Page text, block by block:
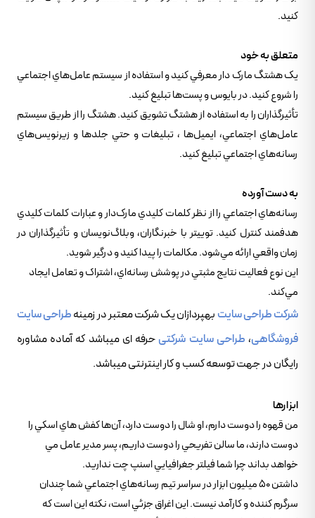
کنيد.
متعلق به خود
يک هشتگ مارک دار معرفي کنيد و استفاده از سيستم عامل‌هاي اجتماعي
را شروع کنيد. در بايوس و پست‌ها تبليغ کنيد.
تأثيرگذاران را به استفاده از هشتگ تشويق کنيد. هشتگ را از طريق سيستم
عامل‌هاي اجتماعي، ايميل‌ها ، تبليغات و حتي جلدها و زيرنويس‌هاي
رسانه‌هاي اجتماعي تبليغ کنيد.
به دست آورده
رسانه‌هاي اجتماعي را از نظر کلمات کليدي مارک‌دار و عبارات کلمات کليدي
هدفمند کنترل کنيد. توييتر با خبرنگاران، وبلاگ‌نويسان و تأثيرگذاران در
زمان واقعي ارائه مي‌شود. مکالمات را پيدا کنيد و درگير شويد.
اين نوع فعاليت نتايج مثبتي در پوشش رسانه‌اي، اشتراک و تعامل ايجاد
مي‌کند.
شرکت طراحی سایت بهپردازان یک شرکت معتبر در زمینهطراحی سایت
فروشگاهی، طراحی سایت شرکتی حرفه ای میباشد که آماده مشاوره
رایگان در جهت توسعه کسب و کار اینترنتی میباشد.
ابزارها
من قهوه را دوست دارم، او شال را دوست دارد، آن‌ها کفش هاي اسکي را
دوست دارند، ما سالن تفريحي را دوست داريم، پسر مدير عامل مي
خواهد بداند چرا شما فيلتر جغرافيايي اسنپ چت نداريد.
داشتن 50 ميليون ابزار در سراسر تيم رسانه‌هاي اجتماعي شما چندان
سرگرم کننده و کارآمد نيست. اين اغراق جزئي است، نکته اين است که